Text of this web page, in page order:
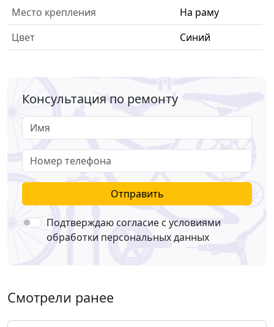
Место крепления
На раму
Цвет
Синий
Консультация по ремонту
Имя
Номер телефона
Отправить
Подтверждаю согласие с условиями
обработки персональных данных
Смотрели ранее